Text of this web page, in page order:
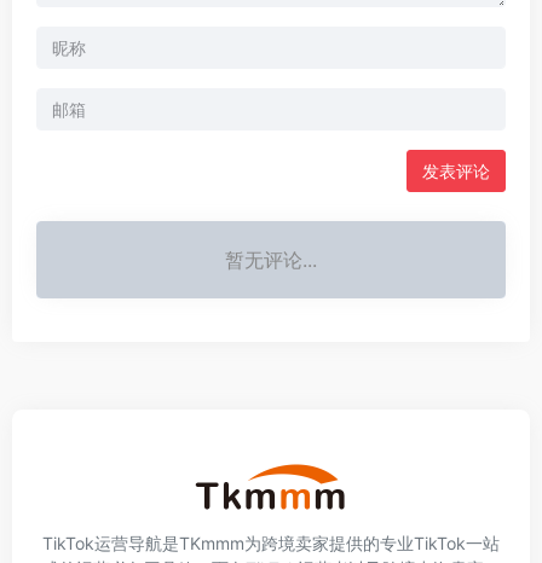
发表评论
暂无评论...
TikTok运营导航是TKmmm为跨境卖家提供的专业TikTok一站